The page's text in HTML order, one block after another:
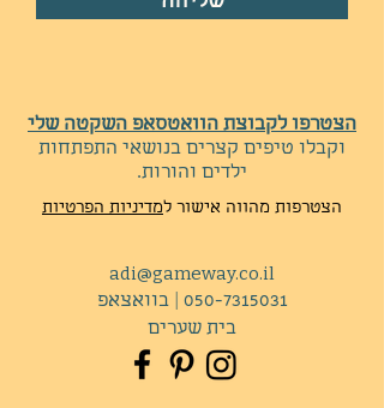
הצטרפו לקבוצת הוואטסאפ השקטה שלי
וקבלו טיפים קצרים בנושאי התפתחות
ילדים והורות.
הצטרפות מהווה אישור למדיניות הפרטיות
adi@gameway.co.il
050-7315031
|בוואצאפ
בית שערים